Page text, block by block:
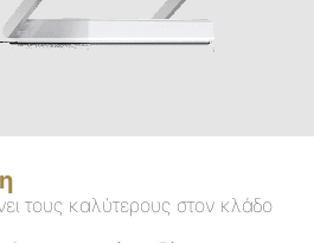
τους καλύτερους στον κλάδο